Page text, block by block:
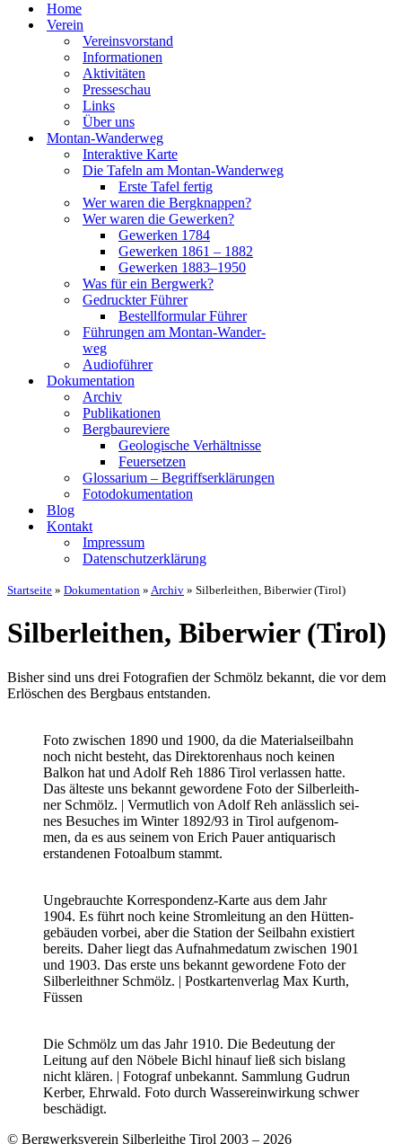
Home
Ver­ein
Ver­eins­vor­stand
Infor­ma­tio­nen
Akti­vi­tä­ten
Pres­se­schau
Links
Über uns
Mon­­tan-Wan­­der­­weg
Inter­ak­ti­ve Kar­te
Die Tafeln am Mon­­tan-Wan­­der­­weg
Ers­te Tafel fer­tig
Wer waren die Berg­knap­pen?
Wer waren die Gewer­ken?
Gewer­ken 1784
Gewer­ken 1861 – 1882
Gewer­ken 1883–1950
Was für ein Berg­werk?
Gedruck­ter Füh­rer
Bestell­for­mu­lar Füh­rer
Füh­run­gen am Mon­­tan-Wan­­der­­
weg
Audio­füh­rer
Doku­men­ta­ti­on
Archiv
Publi­ka­tio­nen
Berg­bau­re­vie­re
Geo­lo­gi­sche Ver­hält­nis­se
Feu­er­set­zen
Glos­sa­ri­um – Begriffs­er­klä­run­gen
Foto­do­ku­men­ta­ti­on
Blog
Kon­takt
Impres­sum
Daten­schutz­er­klä­rung
Startseite » Dokumentation » Archiv » Silberleithen, Biberwier (Tirol)
Sil­ber­leit­hen, Biber­wier (Tirol)
Bis­her sind uns drei Foto­gra­fien der Schmölz bekannt, die vor dem
Erlö­schen des Berg­baus ent­stan­den.
Foto zwi­schen 1890 und 1900, da die Mate­ri­al­seil­bahn
noch nicht besteht, das Direk­to­ren­haus noch kei­nen
Bal­kon hat und Adolf Reh 1886 Tirol ver­las­sen hat­te.
Das ältes­te uns bekannt gewor­de­ne Foto der Sil­ber­leit­h­
ner Schmölz. | Ver­mut­lich von Adolf Reh anläss­lich sei­
nes Besu­ches im Win­ter 1892/93 in Tirol auf­ge­nom­
men, da es aus sei­nem von Erich Pau­er anti­qua­risch
erstan­de­nen Foto­al­bum stammt.
Unge­brauch­te Kor­re­spon­denz-Kar­te aus dem Jahr
1904. Es führt noch kei­ne Strom­lei­tung an den Hüt­ten­
ge­bäu­den vor­bei, aber die Sta­ti­on der Seil­bahn exis­tiert
bereits. Daher liegt das Auf­nah­me­da­tum zwi­schen 1901
und 1903. Das ers­te uns bekannt gewor­de­ne Foto der
Sil­ber­leit­h­ner Schmölz. | Post­kar­ten­ver­lag Max Kurth,
Füs­sen
Die Schmölz um das Jahr 1910. Die Bedeu­tung der
Lei­tung auf den Nöbe­le Bichl hin­auf ließ sich bis­lang
nicht klä­ren. | Foto­graf unbe­kannt. Samm­lung Gud­run
Ker­ber, Ehr­wald. Foto durch Was­ser­ein­wir­kung schwer
beschä­digt.
© Bergwerksverein Silberleithe Tirol 2003 – 2026